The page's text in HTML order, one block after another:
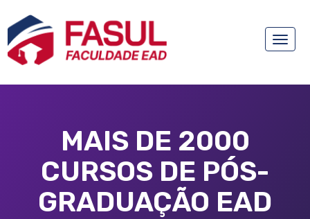
Toggle
MAIS DE 2000
CURSOS DE PÓS-
GRADUAÇÃO EAD